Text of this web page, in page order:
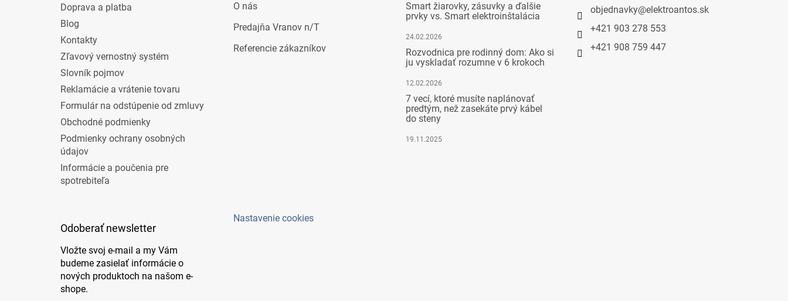
Doprava a platba
Blog
Kontakty
Zľavový vernostný systém
Slovník pojmov
Reklamácie a vrátenie tovaru
Formulár na odstúpenie od zmluvy
Obchodné podmienky
Podmienky ochrany osobných
údajov
Informácie a poučenia pre
spotrebiteľa
O nás
Predajňa Vranov n/T
Referencie zákazníkov
Smart žiarovky, zásuvky a ďalšie
prvky vs. Smart elektroinštalácia
24.02.2026
Rozvodnica pre rodinný dom: Ako si
ju vyskladať rozumne v 6 krokoch
12.02.2026
7 vecí, ktoré musíte naplánovať
predtým, než zasekáte prvý kábel
do steny
19.11.2025
objednavky@elektroantos.sk
+421 903 278 553
+421 908 759 447
Odoberať newsletter
Vložte svoj e-mail a my Vám
budeme zasielať informácie o
nových produktoch na našom e-
shope.
Nastavenie cookies